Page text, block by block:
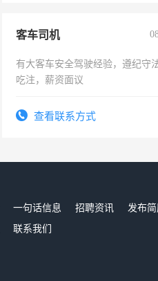
客车司机
有大客车安全驾驶经验，遵纪守
吃注，薪资面议
查看联系方式
一句话信息 招聘资讯 发布简
联系我们